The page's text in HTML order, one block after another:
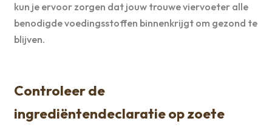
kun je ervoor zorgen dat jouw trouwe viervoeter alle
benodigde voedingsstoffen binnenkrijgt om gezond te
blijven.
Controleer de
ingrediëntendeclaratie op zoete